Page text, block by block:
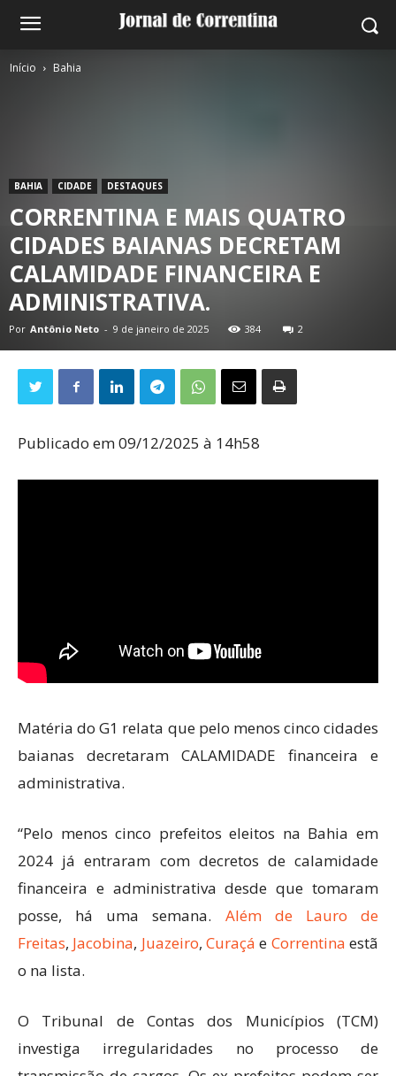
Início Bahia
BAHIA CIDADE DESTAQUES
CORRENTINA E MAIS QUATRO
CIDADES BAIANAS DECRETAM
CALAMIDADE FINANCEIRA E
ADMINISTRATIVA.
Por Antônio Neto - 9 de janeiro de 2025 384 2
Publicado em 09/12/2025 à 14h58
Matéria do G1 relata que pelo menos cinco cidades
baianas decretaram CALAMIDADE financeira e
administrativa.
“Pelo menos cinco prefeitos eleitos na Bahia em
2024 já entraram com decretos de calamidade
financeira e administrativa desde que tomaram
posse, há uma semana. Além de Lauro de
Freitas, Jacobina, Juazeiro,Curaçá e Correntina estã
o na lista.
O Tribunal de Contas dos Municípios (TCM)
investiga irregularidades no processo de